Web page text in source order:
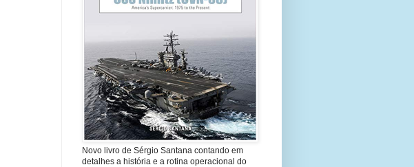
Novo livro de Sérgio Santana contando em
detalhes a história e a rotina operacional do